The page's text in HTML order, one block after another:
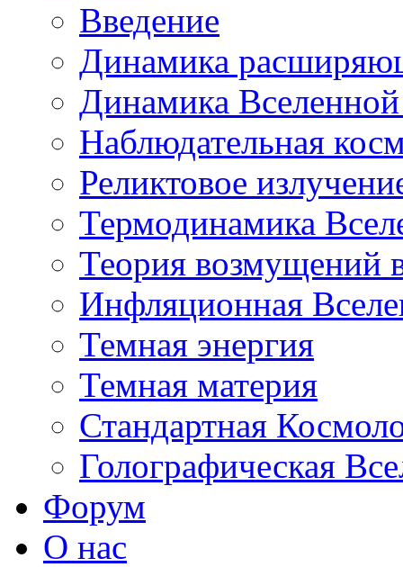
Введение
Динамика
Динамика
Наблюдательная
Реликтовое
Термодинамика
Теория возмущений
Инфляционная
Темная энергия
Темная материя
Стандартная
Голографическая
Форум
О нас